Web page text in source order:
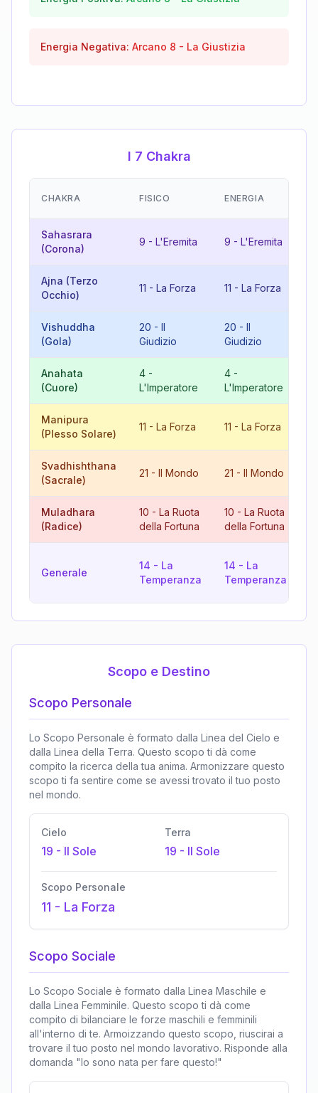
Energia Negativa: Arcano 8 - La Giustizia
I 7 Chakra
CHAKRA FISICO ENERGIA
Sahasrara
(Corona)
9 - L'Eremita 9 - L'Eremita
Ajna (Terzo
Occhio)
11 - La Forza 11 - La Forza
Vishuddha
(Gola)
20 - Il
Giudizio
20 - Il
Giudizio
Anahata
(Cuore)
4 -
L'Imperatore
4 -
L'Imperatore
Manipura
(Plesso Solare)
11 - La Forza 11 - La Forza
Svadhishthana
(Sacrale)
21 - Il Mondo 21 - Il Mondo
Muladhara
(Radice)
10 - La Ruota
della Fortuna
10 - La Ruota
della Fortuna
Generale
14 - La
Temperanza
14 - La
Temperanza
Scopo e Destino
Scopo Personale
Lo Scopo Personale è formato dalla Linea del Cielo e
dalla Linea della Terra. Questo scopo ti dà come
compito la ricerca della tua anima. Armonizzare questo
scopo ti fa sentire come se avessi trovato il tuo posto
nel mondo.
Cielo
19 - Il Sole
Terra
19 - Il Sole
Scopo Personale
11 - La Forza
Scopo Sociale
Lo Scopo Sociale è formato dalla Linea Maschile e
dalla Linea Femminile. Questo scopo ti dà come
compito di bilanciare le forze maschili e femminili
all'interno di te. Armoizzando questo scopo, riuscirai a
trovare il tuo posto nel mondo lavorativo. Risponde alla
domanda "Io sono nata per fare questo!"